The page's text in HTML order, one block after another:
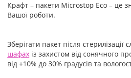
Крафт – пакети Microstop Eco – це
Вашої роботи.
Зберігати пакет після стерилізації
шафах із захистом від сонячного
від +10% до 30% градусів та